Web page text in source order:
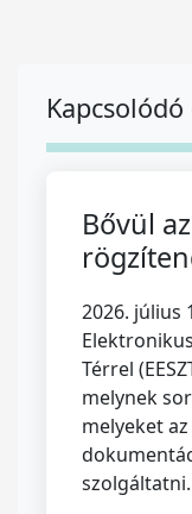
Bővül
2026. július
Térrel
melynek
melyeket
szolgáltatni.